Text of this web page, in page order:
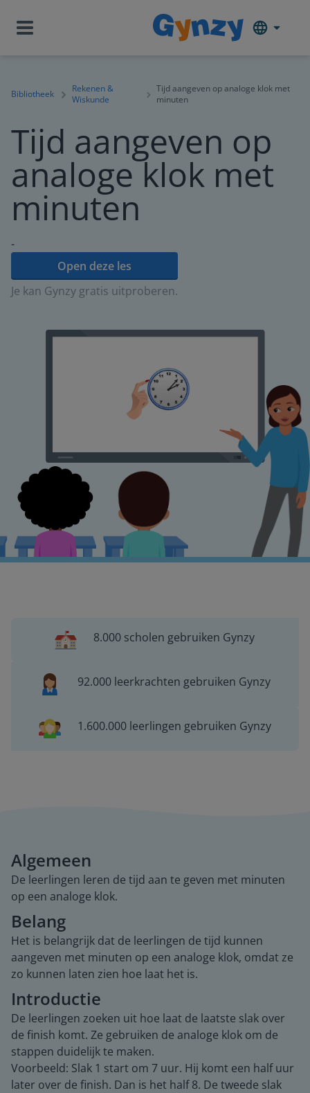
Bibliotheek
Rekenen &
Wiskunde
Tijd aangeven op analoge klok met
minuten
Tijd aangeven op
analoge klok met
minuten
-
Open deze les
Je kan Gynzy gratis uitproberen.
8.000 scholen gebruiken Gynzy
92.000 leerkrachten gebruiken Gynzy
1.600.000 leerlingen gebruiken Gynzy
Algemeen
De leerlingen leren de tijd aan te geven met minuten
op een analoge klok.
Belang
Het is belangrijk dat de leerlingen de tijd kunnen
aangeven met minuten op een analoge klok, omdat ze
zo kunnen laten zien hoe laat het is.
Introductie
De leerlingen zoeken uit hoe laat de laatste slak over
de finish komt. Ze gebruiken de analoge klok om de
stappen duidelijk te maken.
Voorbeeld: Slak 1 start om 7 uur. Hij komt een half uur
later over de finish. Dan is het half 8. De tweede slak